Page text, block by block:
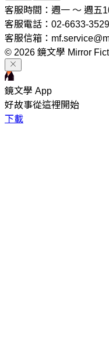
客服時間：週一 ～ 週五
客服電話：02-6633-3529
客服信箱：
© 2026 鏡文學 Mirror
鏡文學 App
好故事從這裡開始
下載